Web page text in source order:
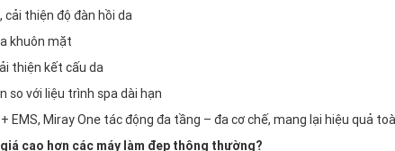
cải thiện độ đàn hồi da
khuôn mặt
thiện kết cấu da
so với liệu trình spa dài hạn
EMS, Miray One tác động đa tầng – đa cơ chế, mang lại hiệu quả
cao hơn các máy làm đẹp thông thường?